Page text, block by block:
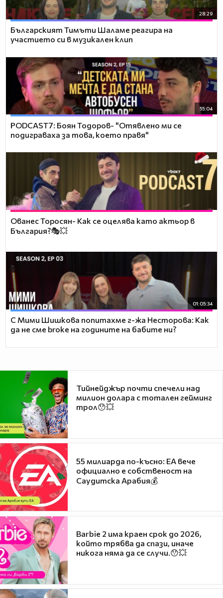
28:29
Българският Тимъти Шаламе реагира на
участието си в музикален клип
55:04
PODCAST7: ‪Боян Тодоров- "Отявлено ми се
подиграваха за това, което правя"
Ованес Торосян- Как се оцелява като актьор в
България?🎭💥
01:05:34
С Мими Шишкова попитахме г-жа Несторова: Как
да не сме broke на годините на бабите ни?
Тийнейджър почти спечели над
милион долара с тотален гейминг
трол😯💥
55 милиарда по-късно: EA вече
официално е собственост на
Саудитска Арабия💰
Barbie 2 има краен срок до 2026,
който трябва да спази, иначе
никога няма да се случи.😯💥